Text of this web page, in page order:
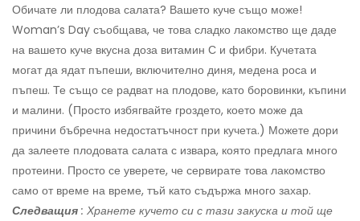
Обичате ли плодова салата? Вашето куче също може!
Woman’s Day съобщава, че това сладко лакомство ще даде
на вашето куче вкусна доза витамин С и фибри. Кучетата
могат да ядат пъпеши, включително диня, медена роса и
пъпеш. Те също се радват на плодове, като боровинки, къпини
и малини. (Просто избягвайте гроздето, което може да
причини бъбречна недостатъчност при кучета.) Можете дори
да залеете плодовата салата с извара, която предлага много
протеини. Просто се уверете, че сервирате това лакомство
само от време на време, тъй като съдържа много захар.
Следващия : Хранете кучето си с тази закуска и той ще